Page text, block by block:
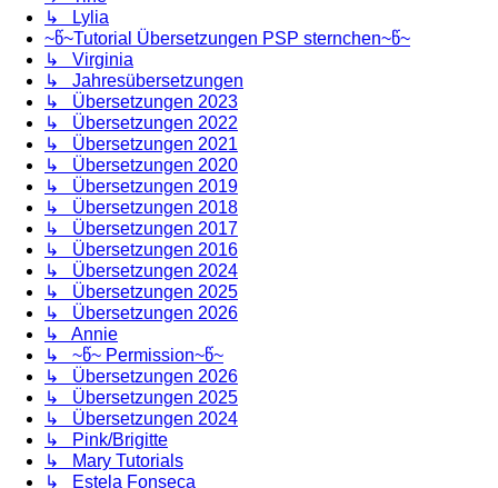
↳ Lylia
~წ~Tutorial Übersetzungen PSP sternchen~წ~
↳ Virginia
↳ Jahresübersetzungen
↳ Übersetzungen 2023
↳ Übersetzungen 2022
↳ Übersetzungen 2021
↳ Übersetzungen 2020
↳ Übersetzungen 2019
↳ Übersetzungen 2018
↳ Übersetzungen 2017
↳ Übersetzungen 2016
↳ Übersetzungen 2024
↳ Übersetzungen 2025
↳ Übersetzungen 2026
↳ Annie
↳ ~წ~ Permission~წ~
↳ Übersetzungen 2026
↳ Übersetzungen 2025
↳ Übersetzungen 2024
↳ Pink/Brigitte
↳ Mary Tutorials
↳ Estela Fonseca